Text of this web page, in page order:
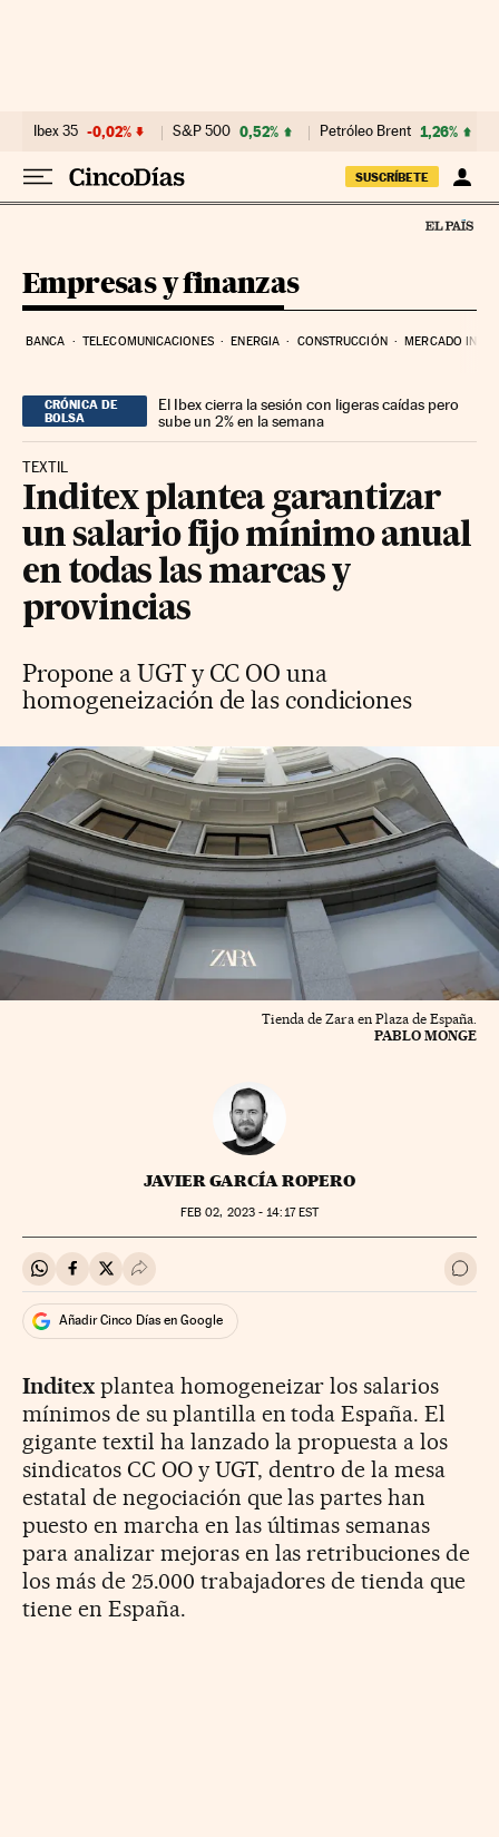
Ibex 35 -0,02% S&P 500 0,52% Petróleo Brent 1,26%
SUSCRÍBETE
Empresas y finanzas
BANCA TELECOMUNICACIONES ENERGIA CONSTRUCCIÓN MERCADO
CRÓNICA DE
BOLSA
El Ibex cierra la sesión con ligeras caídas pero
sube un 2% en la semana
TEXTIL
Inditex plantea garantizar
un salario fijo mínimo anual
en todas las marcas y
provincias
Propone a UGT y CC OO una
homogeneización de las condiciones
Tienda de Zara en Plaza de España.
PABLO MONGE
JAVIER GARCÍA ROPERO
FEB 02, 2023 - 14:17EST
Compartir en Whatsapp
Compartir en Facebook
Compartir en Twitter
Desplegar Redes Sociales Ir a
Añadir Cinco Días en Google
Inditexplantea homogeneizar los salarios
mínimos de su plantilla en toda España. El
gigante textil ha lanzado la propuesta a los
sindicatos CC OO y UGT, dentro de la mesa
estatal de negociación que las partes han
puesto en marcha en las últimas semanas
para analizar mejoras en las retribuciones de
los más de 25.000 trabajadores de tienda que
tiene en España.